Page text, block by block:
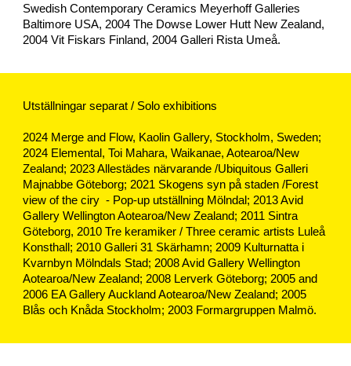
Swedish Contemporary Ceramics Meyerhoff Galleries
Baltimore USA, 2004 The Dowse Lower Hutt New Zealand,
2004 Vit Fiskars Finland, 2004 Galleri Rista Umeå.
Utställningar separat / Solo exhibitions
2024 Merge and Flow, Kaolin Gallery, Stockholm, Sweden;
2024 Elemental, Toi Mahara, Waikanae, Aotearoa/New
Zealand; 2023 Allestädes närvarande /Ubiquitous Galleri
Majnabbe Göteborg; 2021 Skogens syn på staden /Forest
view of the ciry - Pop-up utställning Mölndal; 2013 Avid
Gallery Wellington Aotearoa/New Zealand; 2011 Sintra
Göteborg, 2010 Tre keramiker / Three ceramic artists Luleå
Konsthall ; 2010 Galleri 31 Skärhamn; 2009 Kulturnatta i
Kvarnbyn Mölndals Stad; 2008 Avid Gallery Wellington
Aotearoa/New Zealand; 2008 Lerverk Göteborg; 2005 and
2006 EAGallery Auckland Aotearoa/New Zealand; 2005
Blås och Knåda Stockholm; 2003 Formargruppen Malmö.